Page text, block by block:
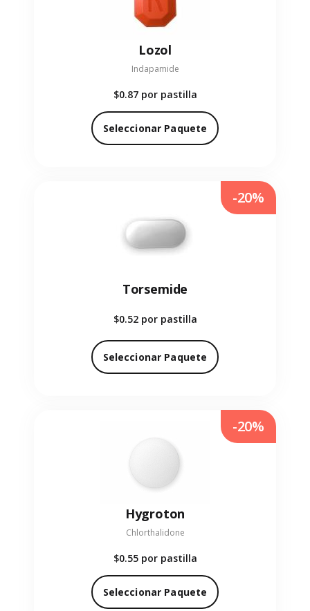
Lozol
Indapamide
$0.87 por pastilla
Seleccionar Paquete
Torsemide
$0.52 por pastilla
Seleccionar Paquete
-20%
Hygroton
Chlorthalidone
$0.55 por pastilla
Seleccionar Paquete
-20%